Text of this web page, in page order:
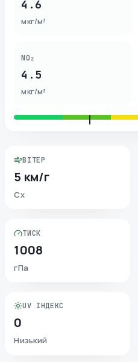
4.6
мкг/м³
NO₂
4.5
мкг/м³
ВІТЕР
5 км/г
Сх
ТИСК
1008
гПа
UV ІНДЕКС
0
Низький